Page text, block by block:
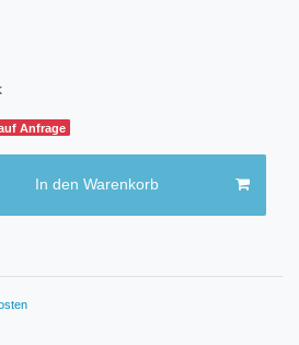
Anfrage
In den Warenkorb